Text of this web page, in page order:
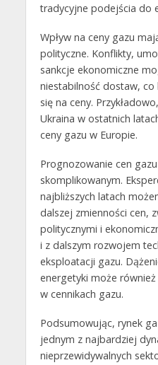
tradycyjne podejścia do
Wpływ na ceny gazu
polityczne. Konflikty,
sankcje ekonomiczne
niestabilność dostaw, co
się na ceny.
Ukraina w ostatnich
ceny gazu w Europie.
Prognozowanie cen
skomplikowanym.
najbliższych latach
dalszej zmienności cen,
politycznymi i
i z dalszym rozwojem
eksploatacji gazu.
energetyki może
w cennikach gazu.
Podsumowując, rynek
jednym z najbardziej
nieprzewidywalnych